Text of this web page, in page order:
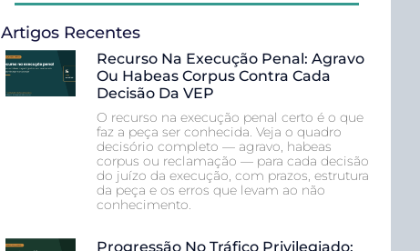
Artigos Recentes
Recurso Na Execução Penal: Agravo
Ou Habeas Corpus Contra Cada
Decisão Da VEP
O recurso na execução penal certo é o que
faz a peça ser conhecida. Veja o quadro
decisório completo — agravo, habeas
corpus ou reclamação — para cada decisão
do juízo da execução, com prazos, estrutura
da peça e os erros que levam ao não
conhecimento.
Progressão No Tráfico Privilegiado: